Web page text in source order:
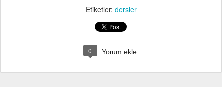
Etiketler: dersler
0 Yorum ekle